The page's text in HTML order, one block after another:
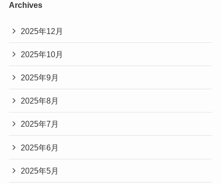
Archives
2025年12月
2025年10月
2025年9月
2025年8月
2025年7月
2025年6月
2025年5月